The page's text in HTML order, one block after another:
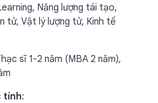
Năng lượng tái tạo,
tử, Vật lý lượng tử, Kinh tế
sĩ 1-2 năm (MBA 2 năm),
tính: